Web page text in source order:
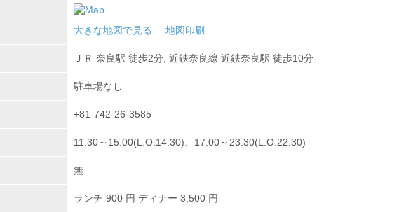
大きな地図で見る 地図印刷
ＪＲ 奈良駅 徒歩2分, 近鉄奈良線 近鉄奈良駅 徒歩10分
駐車場なし
+81-742-26-3585
11:30～15:00(L.O.14:30)、17:00～23:30(L.O.22:30)
無
ランチ 900 円 ディナー 3,500 円